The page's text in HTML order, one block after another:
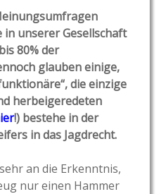
unserer Gesellschaft
80% der
glauben einige,
die einzige
herbeigeredeten
!) bestehe in der
in das Jagdrecht.
an die Erkenntnis,
nur einen Hammer